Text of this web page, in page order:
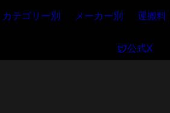
カテゴリー別 メーカー別 運搬料
公式X